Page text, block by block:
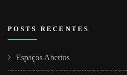
POSTS RECENTES
Espaços Abertos